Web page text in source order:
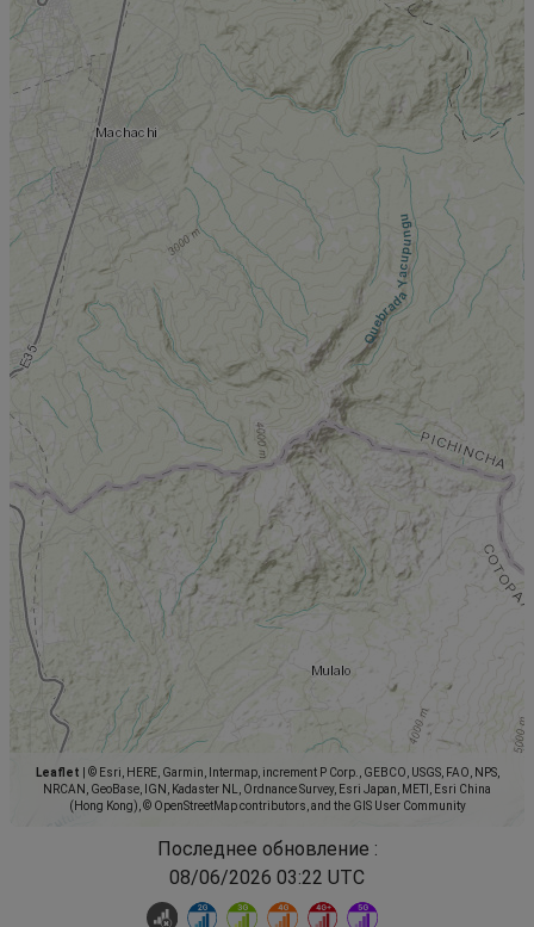
Leaflet
© Esri, HERE, Garmin, Intermap, increment P Corp., GEBCO, USGS, FAO, NPS,
NRCAN, GeoBase, IGN, Kadaster NL, Ordnance Survey, Esri Japan, METI, Esri China
(Hong Kong), © OpenStreetMap contributors, and the GIS User Community
Последнее обновление :
08/06/2026 03:22 UTC